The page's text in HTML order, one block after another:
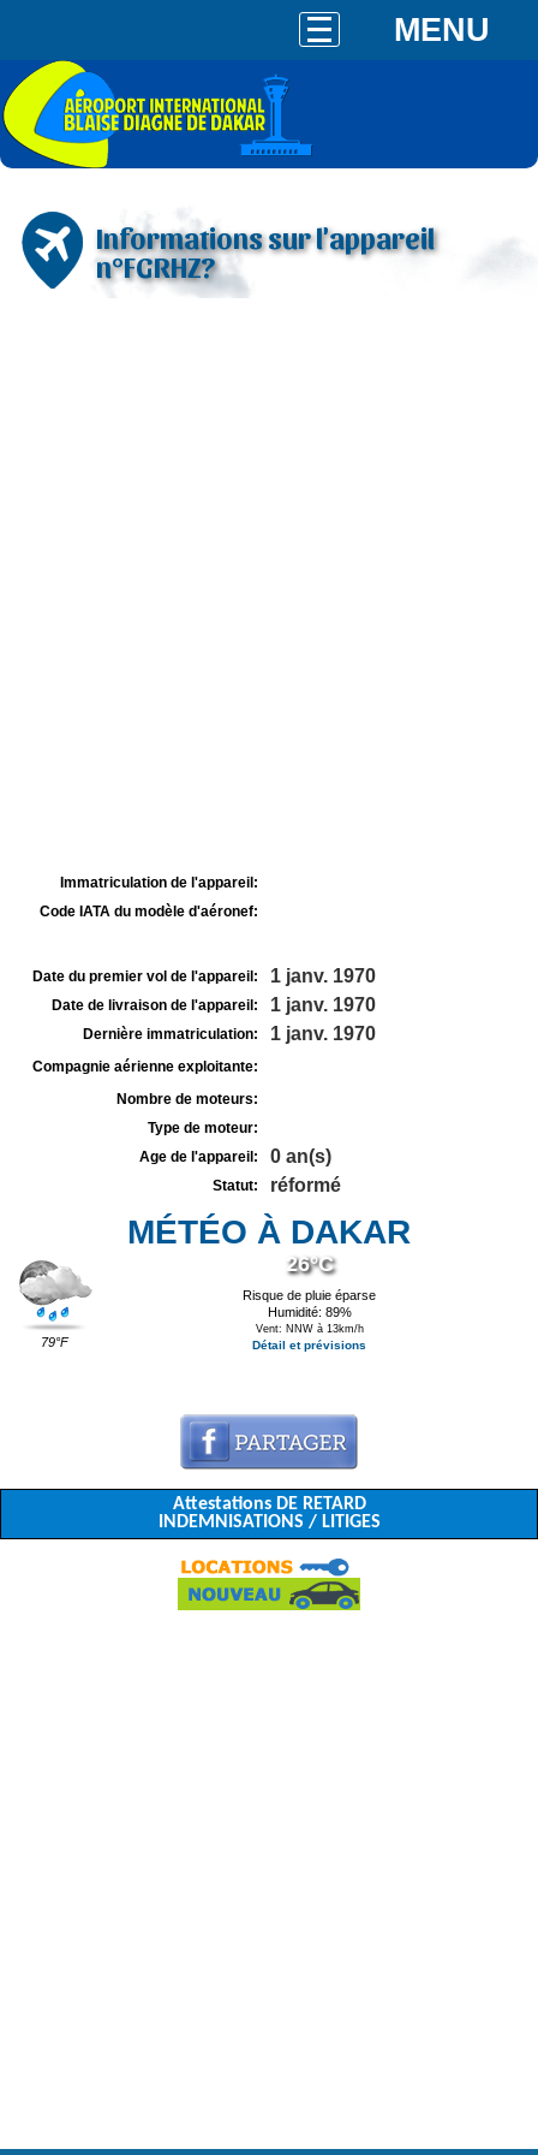
MENU
Informations sur l'appareil
n°FGRHZ?
Immatriculation de l'appareil:
Code IATA du modèle d'aéronef:
Date du premier vol de l'appareil: 1 janv. 1970
Date de livraison de l'appareil: 1 janv. 1970
Dernière immatriculation: 1 janv. 1970
Compagnie aérienne exploitante:
Nombre de moteurs:
Type de moteur:
Age de l'appareil:
0 an(s)
Statut: réformé
MÉTÉO À DAKAR
79°F
26°C
Risque de pluie éparse
Humidité: 89%
Vent: NNW à 13km/h
Détail et prévisions
Attestations DE RETARD
INDEMNISATIONS / LITIGES